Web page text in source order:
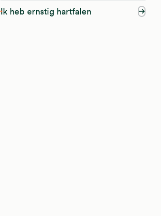
Ik heb ernstig hartfalen